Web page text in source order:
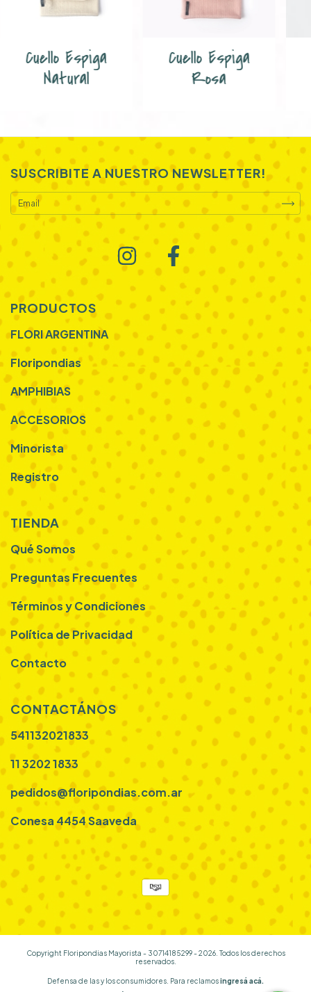
Cuello Espiga
Natural
Cuello Espiga
Rosa
SUSCRIBITE A NUESTRO NEWSLETTER!
PRODUCTOS
FLORI ARGENTINA
Floripondias
AMPHIBIAS
ACCESORIOS
Minorista
Registro
TIENDA
Qué Somos
Preguntas Frecuentes
Términos y Condiciones
Política de Privacidad
Contacto
CONTACTÁNOS
541132021833
11 3202 1833
pedidos@floripondias.com.ar
Conesa 4454 Saaveda
Copyright Floripondias Mayorista - 30714185299 - 2026. Todos los derechos
reservados.
Defensa de las y los consumidores. Para reclamosingresá acá.